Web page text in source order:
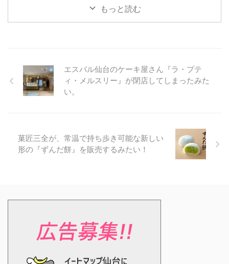
もっと読む
エスパル仙台のケーキ屋さん『ラ・プテ
ィ・メルスリー』が閉店してしまったみた
い。
菓匠三全が、常温で持ち歩き可能な新しい
形の『ずんだ餅』を販売するみたい！